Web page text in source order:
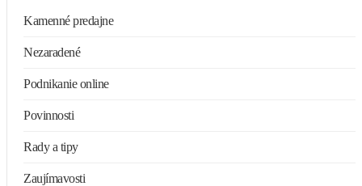
Kamenné predajne
Nezaradené
Podnikanie online
Povinnosti
Rady a tipy
Zaujímavosti